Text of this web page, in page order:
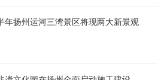
年扬州运河三湾景区将现两大新景观